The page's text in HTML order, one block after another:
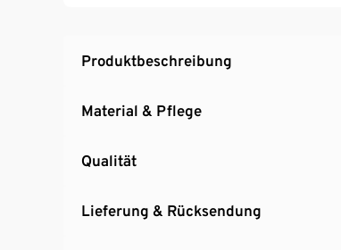
Produktbeschreibung
Material & Pflege
Qualität
Lieferung & Rücksendung